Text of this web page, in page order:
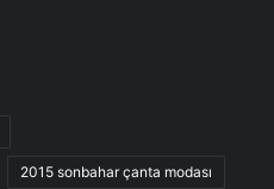
2015 sonbahar çanta modası